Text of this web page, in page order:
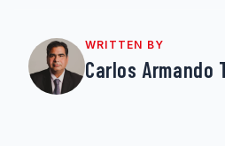
WRITTEN BY
Carlos Armando